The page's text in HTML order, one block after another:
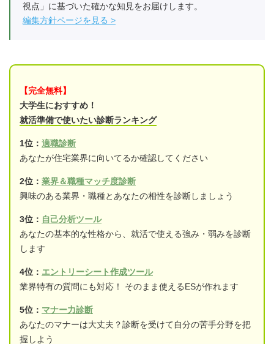
視点」に基づいた確かな知見をお届けします。
編集方針ページを見る
【完全無料】
大学生におすすめ！
就活準備で使いたい診断ランキング
1位： 適職診断
あなたが住宅業界に向いてるか確認してください
2位： 業界＆職種マッチ度診断
興味のある業界・職種とあなたの相性を診断しましょう
3位： 自己分析ツール
あなたの基本的な性格から、就活で使える強み・弱みを診断
します
4位： エントリーシート作成ツール
業界特有の質問にも対応！ そのまま使えるESが作れます
5位： マナー力診断
あなたのマナーは大丈夫？診断を受けて自分の苦手分野を把
握しよう